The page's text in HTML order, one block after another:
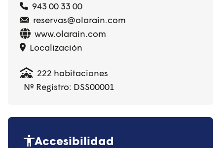
943 00 33 00
reservas@olarain.com
www.olarain.com
Localización
222 habitaciones
Nº Registro: DSS00001
Accesibilidad